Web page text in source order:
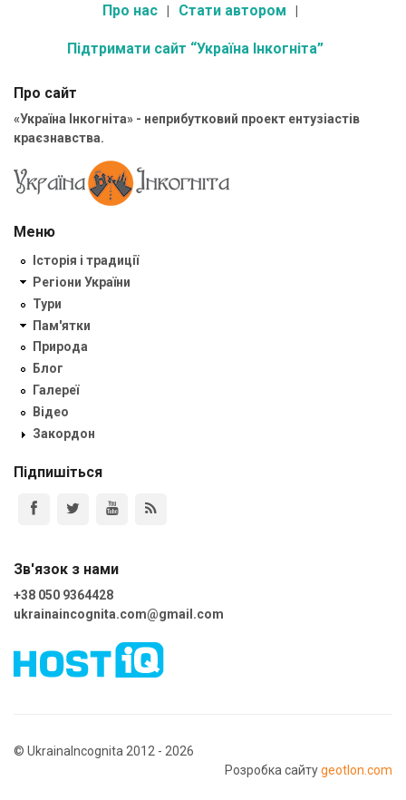
Про нас Стати автором
Підтримати сайт “Україна Інкогніта”
Про сайт
«Україна Інкогніта» - неприбутковий проект ентузіастів
краєзнавства.
Меню
Історія і традиції
Регіони України
Тури
Пам'ятки
Природа
Блог
Галереї
Відео
Закордон
Підпишіться
Зв'язок з нами
+38 050 9364428
ukrainaincognita.com@gmail.com
© UkrainaIncognita 2012 - 2026
Розробка сайтуgeotlon.com